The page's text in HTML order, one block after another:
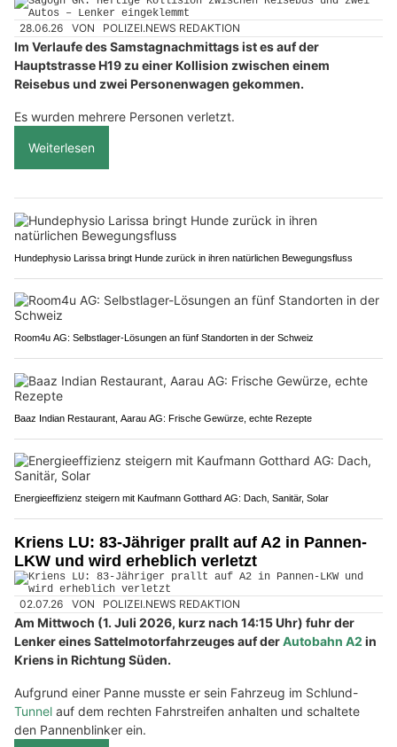
28.06.26 VON POLIZEI.NEWS REDAKTION
Im Verlaufe des Samstagnachmittags ist es auf der
Hauptstrasse H19 zu einer Kollision zwischen einem
Reisebus und zwei Personenwagen gekommen.
Es wurden mehrere Personen verletzt.
Weiterlesen
Hundephysio Larissa bringt Hunde zurück in ihren natürlichen Bewegungsfluss
Room4u AG: Selbstlager-Lösungen an fünf Standorten in der Schweiz
Baaz Indian Restaurant, Aarau AG: Frische Gewürze, echte Rezepte
Energieeffizienz steigern mit Kaufmann Gotthard AG: Dach, Sanitär, Solar
Kriens LU: 83-Jähriger prallt auf A2 in Pannen-
LKW und wird erheblich verletzt
02.07.26 VON POLIZEI.NEWS REDAKTION
Am Mittwoch (1. Juli 2026, kurz nach 14:15 Uhr) fuhr der
Lenker eines Sattelmotorfahrzeuges auf derAutobahn A2 in
Kriens in Richtung Süden.
Aufgrund einer Panne musste er sein Fahrzeug im Schlund-
Tunnel auf dem rechten Fahrstreifen anhalten und schaltete
den Pannenblinker ein.